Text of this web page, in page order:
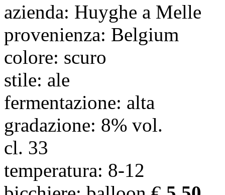
azienda: Huyghe a Melle
provenienza: Belgium
colore: scuro
stile: ale
fermentazione: alta
gradazione: 8% vol.
cl. 33
temperatura: 8-12